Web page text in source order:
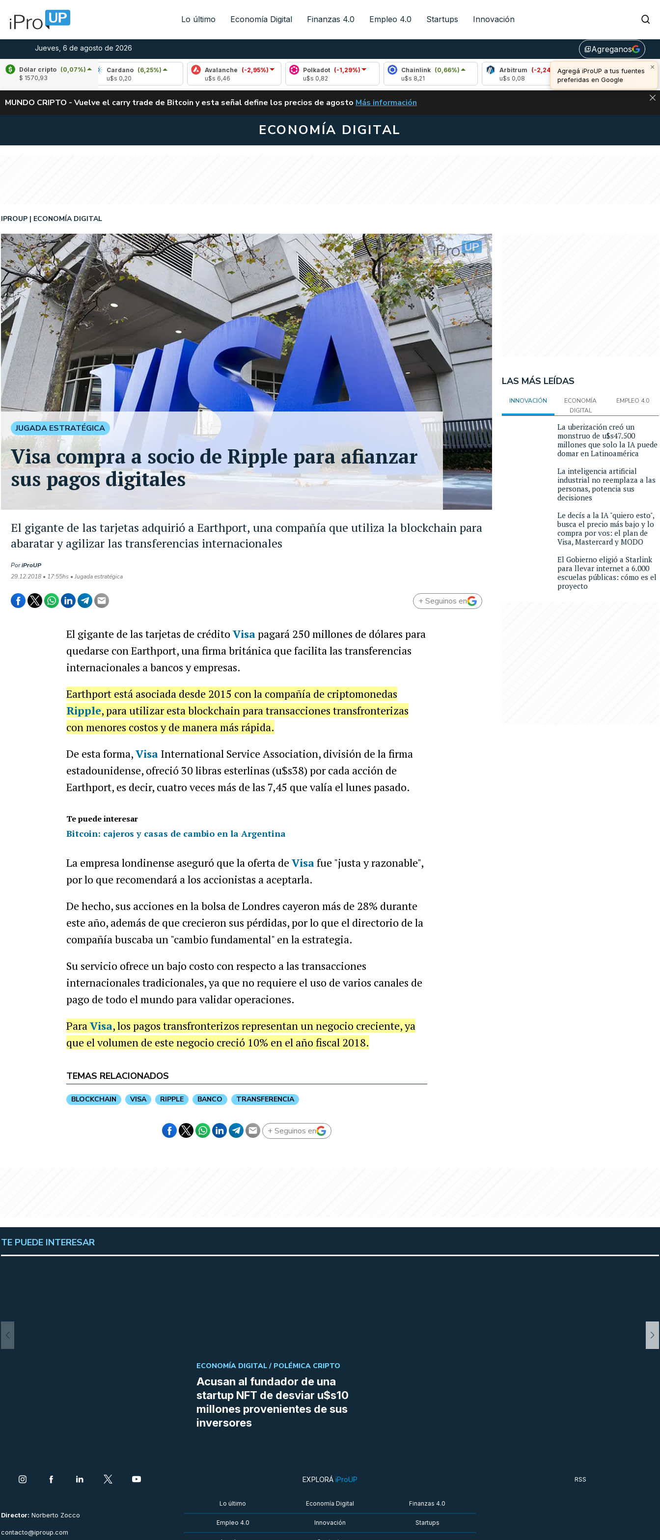
Lo último Economía Digital Finanzas 4.0 Empleo 4.0 Startups Innovación
Jueves, 6 de agosto de 2026 library_addAgreganos
×
Agregá iProUP a tus fuentes
preferidas en Google
Dólar cripto (0,07%)
$ 1570,93
(-2,78%)
Cardano (6,25%)
Avalanche (-2,95%)
Polkadot (-1,29%)
Chainlink
(0,66%)
Arbitrum (-2,24%)
Bitcoin (-0,59%)
u$s 64.321,00
ALERTA
MUNDO CRIPTO - Vuelve el carry trade de Bitcoin y esta señal define los precios de agosto VUELVE EL CARRY TRADE DE BITCOIN Y ESTA SEÑAL DEFINE LOS PRECIOS DE
Más información
ECONOMÍA DIGITAL
El gigante de las tarjetas adquirió a Earthport, una compañía que utiliza la blockchain para
abaratar y agilizar las transferencias internacionales
IPROUP ECONOMÍA DIGITAL
PoriProUP
29.12.2018 • 17:55hs • Jugada estratégica
JUGADA ESTRATÉGICA
Visa compra a socio de Ripple para afianzar
sus pagos digitales
+ Seguinos en
El gigante de las tarjetas de crédito Visapagará 250 millones de dólares para
quedarse con Earthport, una firma británica que facilita las transferencias
internacionales a bancos y empresas.
Earthport está asociada desde 2015 con la compañía de criptomonedas
Ripple, para utilizar esta blockchain para transacciones transfronterizas
con menores costos y de manera más rápida.
De esta forma,VisaInternational Service Association, división de la firma
estadounidense, ofreció 30 libras esterlinas (u$s38) por cada acción de
Earthport, es decir, cuatro veces más de las 7,45 que valía el lunes pasado.
Te puede interesar
Bitcoin: cajeros y casas de cambio en la Argentina
La empresa londinense aseguró que la oferta de Visafue "justa y razonable",
por lo que recomendará a los accionistas a aceptarla.
De hecho, sus acciones en la bolsa de Londres cayeron más de 28% durante
este año, además de que crecieron sus pérdidas, por lo que el directorio de la
compañía buscaba un "cambio fundamental" en la estrategia.
Su servicio ofrece un bajo costo con respecto a las transacciones
internacionales tradicionales, ya que no requiere el uso de varios canales de
pago de todo el mundo para validar operaciones.
ParaVisa, los pagos transfronterizos representan un negocio creciente, ya
que el volumen de este negocio creció 10% en el año fiscal 2018.
TEMAS RELACIONADOS
BLOCKCHAIN VISA RIPPLE BANCO TRANSFERENCIA
+ Seguinos en
LAS MÁS LEÍDAS
INNOVACIÓN
ECONOMÍA
DIGITAL
EMPLEO 4.0
La uberización creó un
monstruo de u$s47.500
millones que solo la IA puede
domar en Latinoamérica
La inteligencia artificial
industrial no reemplaza a las
personas, potencia sus
decisiones
Le decís a la IA "quiero esto",
busca el precio más bajo y lo
compra por vos: el plan de
Visa, Mastercard y MODO
El Gobierno eligió a Starlink
para llevar internet a 6.000
escuelas públicas: cómo es el
proyecto
TE PUEDE INTERESAR
Acusan al fundador de una
startup NFT de desviar u$s10
millones provenientes de sus
inversores
ECONOMÍA DIGITAL / POLÉMICA CRIPTO
Director: Norberto Zocco
contacto@iproup.com
EXPLORÁ iProUP
Lo último Economía Digital Finanzas 4.0
Empleo 4.0 Innovación Startups
RSS